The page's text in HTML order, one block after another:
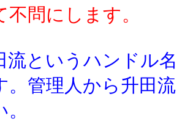
不問にします。
流というハンドル
。管理人から升田